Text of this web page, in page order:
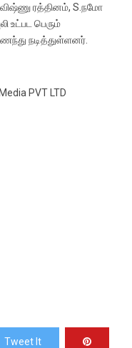
ரத்தினம், S.நமோ
உட்பட பெரும்
நடித்துள்ளனர்.
PVT LTD
Tweet It